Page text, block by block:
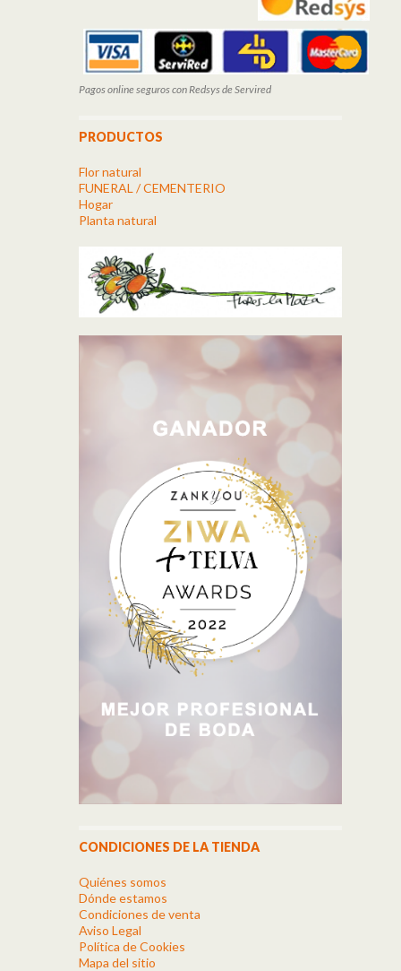
Pagos online seguros con Redsys de Servired
PRODUCTOS
Flor natural
FUNERAL / CEMENTERIO
Hogar
Planta natural
CONDICIONES DE LA TIENDA
Quiénes somos
Dónde estamos
Condiciones de venta
Aviso Legal
Política de Cookies
Mapa del sitio